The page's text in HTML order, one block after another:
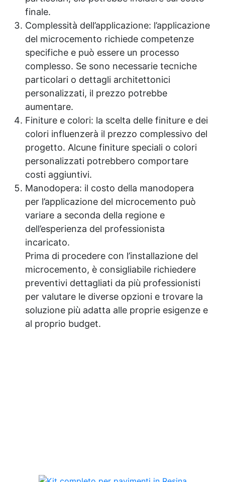
finale.
Complessità dell’applicazione: l’applicazione
del microcemento richiede competenze
specifiche e può essere un processo
complesso. Se sono necessarie tecniche
particolari o dettagli architettonici
personalizzati, il prezzo potrebbe
aumentare.
Finiture e colori: la scelta delle finiture e dei
colori influenzerà il prezzo complessivo del
progetto. Alcune finiture speciali o colori
personalizzati potrebbero comportare
costi aggiuntivi.
Manodopera: il costo della manodopera
per l’applicazione del microcemento può
variare a seconda della regione e
dell’esperienza del professionista
incaricato.
Prima di procedere con l’installazione del
microcemento, è consigliabile richiedere
preventivi dettagliati da più professionisti
per valutare le diverse opzioni e trovare la
soluzione più adatta alle proprie esigenze e
al proprio budget.